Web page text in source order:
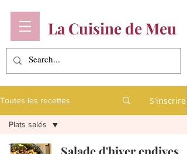
La Cuisine de Meu
Toutes les recettes S'inscrire
Tout voir
Plats salés
Salade d'hiver endives